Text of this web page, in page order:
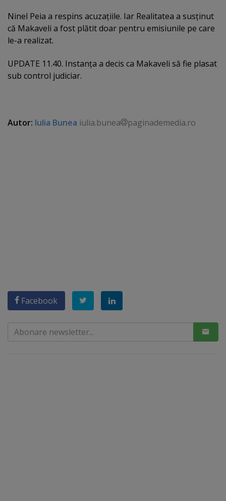
Ninel Peia a respins acuzaţiile. Iar Realitatea a susţinut
că Makaveli a fost plătit doar pentru emisiunile pe care
le-a realizat.
UPDATE 11.40. Instanţa a decis ca Makaveli să fie plasat
sub control judiciar.
Autor: Iulia Bunea iulia.bunea paginademedia.ro
Facebook